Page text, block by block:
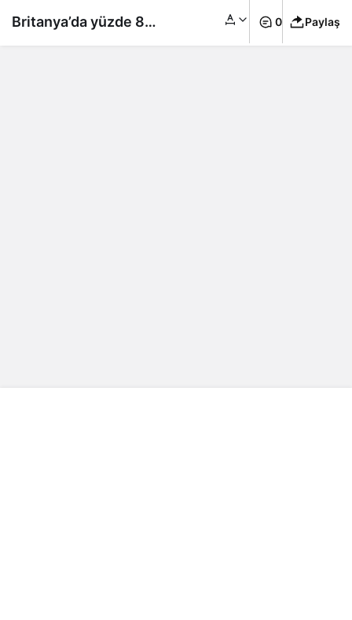
Britanya’da yüzde 80 0 Paylaş